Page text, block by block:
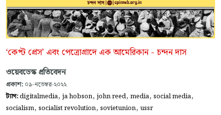
‘কেপ্ট প্রেস’ এবং পেত্রোগ্রাদে এক আমেরিকান - চন্দন দাস
ওয়েবডেস্ক প্রতিবেদন
প্রকাশ: ০৯-নভেম্বর-২০২২
ট্যাগ:digitalmedia, ja hobson, john reed, media, social media,
socialism, socialist revolution, sovietunion, ussr